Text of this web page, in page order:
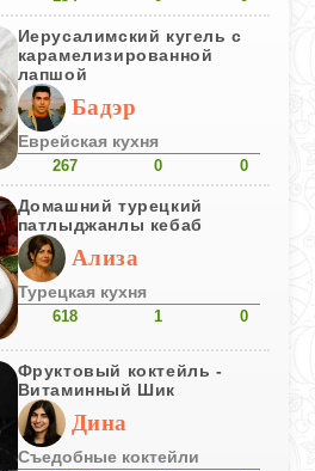
Иерусалимский кугель с
карамелизированной
лапшой
Бадэр
Еврейская кухня
267 0 0
Домашний турецкий
патлыджанлы кебаб
Ализа
Турецкая кухня
618 1 0
Фруктовый коктейль -
Витаминный Шик
Дина
Съедобные коктейли